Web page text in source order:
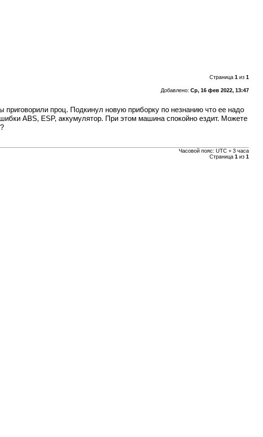
Страница 1из 1
Добавлено: Ср, 16 фев 2022, 13:47
проц. Подкинул новую приборку по незнанию что ее надо
ABS, ESP, аккумулятор. При этом машина спокойно ездит. Можете
Часовой пояс: UTC + 3 часа
Страница 1из 1